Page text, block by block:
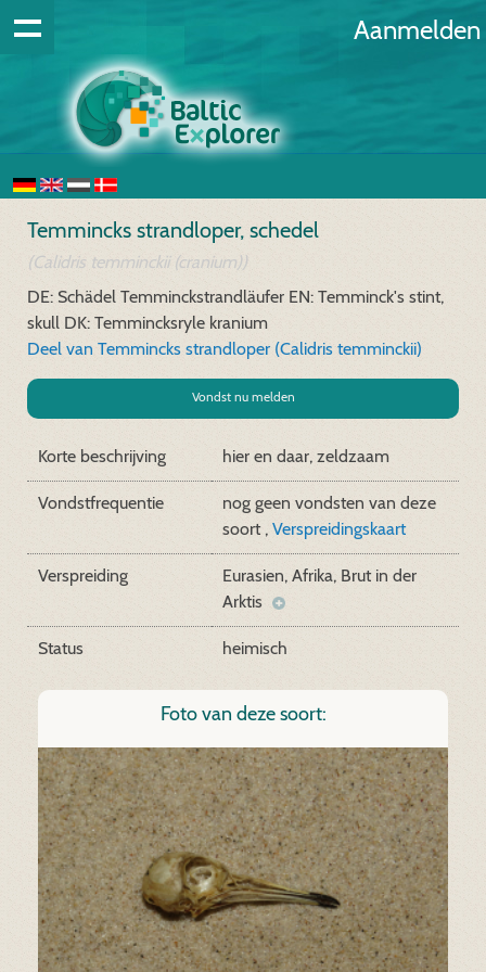
Aanmelden
Temmincks strandloper, schedel
(Calidris temminckii (cranium))
DE: Schädel Temminckstrandläufer EN: Temminck's stint,
skull DK: Temmincksryle kranium
Deel van Temmincks strandloper (Calidris temminckii)
Vondst nu melden
Korte beschrijving hier en daar, zeldzaam
Vondstfrequentie
nog geen vondsten van deze
soort , Verspreidingskaart
Verspreiding
Eurasien, Afrika, Brut in der
Arktis
Status heimisch
Foto van deze soort: